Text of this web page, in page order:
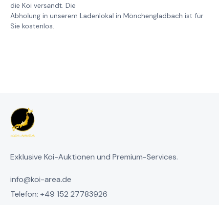
die Koi versandt. Die
Abholung in unserem Ladenlokal in Mönchengladbach ist für
Sie kostenlos.
Exklusive Koi-Auktionen und Premium-Services.
info@koi-area.de
Telefon: +49 152 27783926